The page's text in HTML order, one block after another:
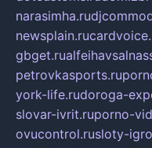
narasimha.ru
newsplain.ru
gbget.ru
petrovkasports.ru
york-life.rudoroga-
slovar-ivrit.ruporno-
ovucontrol.rusloty-